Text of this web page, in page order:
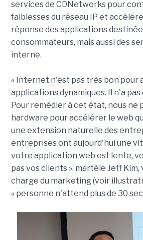
services de CDNetworks pour
faiblesses du réseau IP et
réponse des applications
consommateurs, mais aussi des
interne.
« Internet n'est pas très bon pour
applications dynamiques. Il n'a
Pour remédier à cet état, nous ne
hardware pour accélérer le web
une extension naturelle des
entreprises ont aujourd'hui une
votre application web est lente,
pas vos clients », martèle Jeff
charge du marketing (voir
« personne n'attend plus de 30